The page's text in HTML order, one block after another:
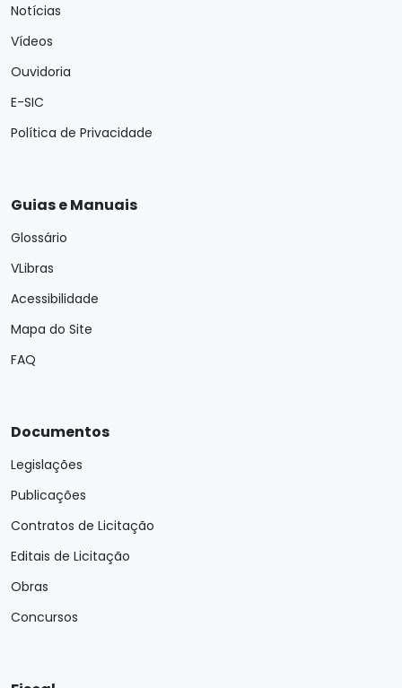
Notícias
Vídeos
Ouvidoria
E-SIC
Política de Privacidade
Guias e Manuais
Glossário
VLibras
Acessibilidade
Mapa do Site
FAQ
Documentos
Legislações
Publicações
Contratos de Licitação
Editais de Licitação
Obras
Concursos